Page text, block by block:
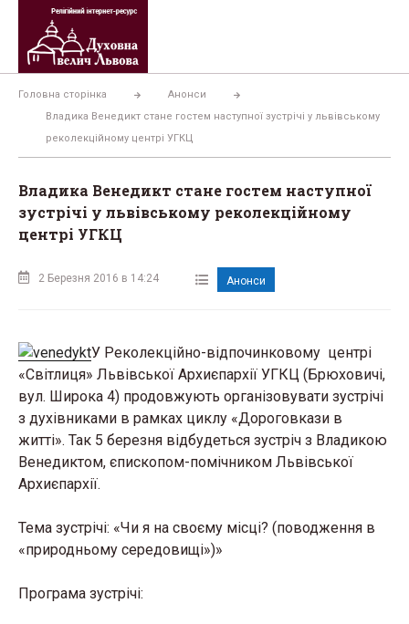
Перейти
вмісту
Головна сторінка
Анонси
Владика Венедикт стане гостем наступної зустрічі у львівському
реколекційному центрі УГКЦ
Владика Венедикт стане гостем наступної
зустрічі у львівському реколекційному
центрі УГКЦ
2 Березня 2016 в 14:24 Анонси
У Реколекційно-відпочинковому центрі
«Світлиця» Львівської Архиєпархії УГКЦ (Брюховичі,
вул. Широка 4) продовжують організовувати зустрічі
з духівниками в рамках циклу «Дороговкази в
житті». Так 5 березня відбудеться зустріч з Владикою
Венедиктом, єпископом-помічником Львівської
Архиєпархії.
Тема зустрічі: «Чи я на своєму місці? (поводження в
«природньому середовищі»)»
Програма зустрічі: